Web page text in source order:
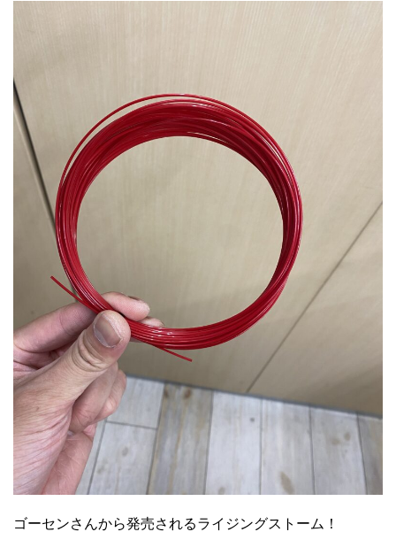
ゴーセンさんから発売されるライジングストーム！